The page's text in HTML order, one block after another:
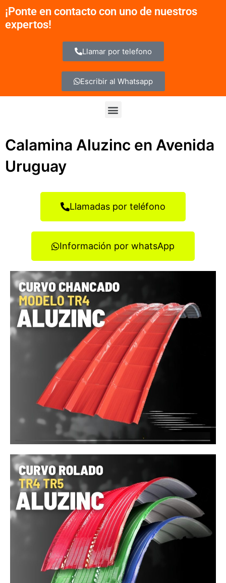
contenido
¡Ponte en contacto con uno de nuestros
expertos!
Llamar por telefono
Escribir al Whatsapp
Menu
Calamina Aluzinc en Avenida
Uruguay
Llamadas por teléfono
Información por whatsApp